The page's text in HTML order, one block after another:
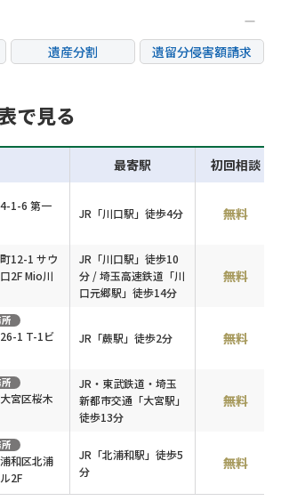
遺産分割
遺留分侵害額請求
相続財産調査
で見る
最寄駅 初回相談
1-6 第一
JR「川口駅」徒歩4分 無料
12-1 サウ
2F Mio川
JR「川口駅」徒歩10
分 / 埼玉高速鉄道「川
口元郷駅」徒歩14分
無料
1 T-1ビ
JR「蕨駅」徒歩2分 無料
宮区桜木
JR・東武鉄道・埼玉
新都市交通「大宮駅」
徒歩13分
無料
和区北浦
2F
JR「北浦和駅」徒歩5
分
無料